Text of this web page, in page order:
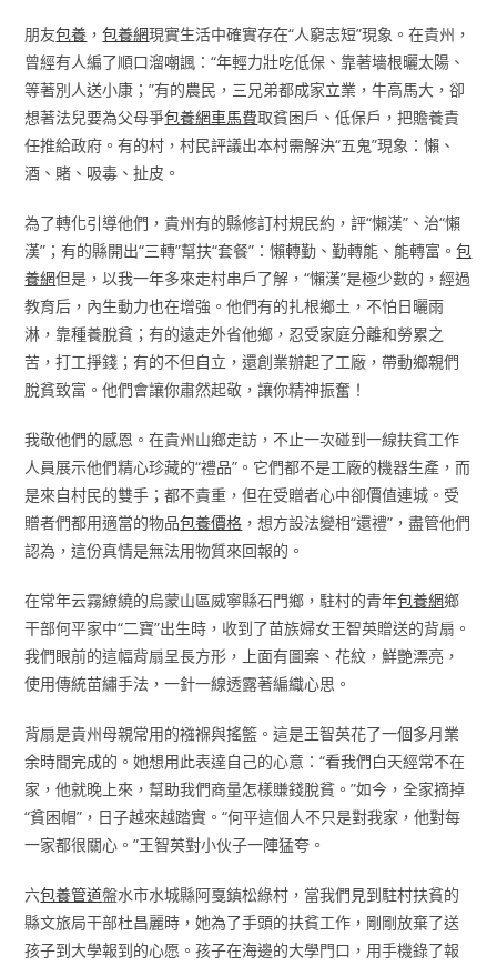
朋友包養 ，包養網現實生活中確實存在“人窮志短”現象。在貴州，
曾經有人編了順口溜嘲諷：“年輕力壯吃低保、靠著墻根曬太陽、
等著別人送小康；”有的農民，三兄弟都成家立業，牛高馬大，卻
想著法兒要為父母爭包養網車馬費取貧困戶、低保戶，把贍養責
任推給政府。有的村，村民評議出本村需解決“五鬼”現象：懶、
酒、賭、吸毒、扯皮。
為了轉化引導他們，貴州有的縣修訂村規民約，評“懶漢”、治“懶
漢”；有的縣開出“三轉”幫扶“套餐”：懶轉勤、勤轉能、能轉富。包
養網但是，以我一年多來走村串戶了解，“懶漢”是極少數的，經過
教育后，內生動力也在增強。他們有的扎根鄉土，不怕日曬雨
淋，靠種養脫貧；有的遠走外省他鄉，忍受家庭分離和勞累之
苦，打工掙錢；有的不但自立，還創業辦起了工廠，帶動鄉親們
脫貧致富。他們會讓你肅然起敬，讓你精神振奮！
我敬他們的感恩。在貴州山鄉走訪，不止一次碰到一線扶貧工作
人員展示他們精心珍藏的“禮品”。它們都不是工廠的機器生產，而
是來自村民的雙手；都不貴重，但在受贈者心中卻價值連城。受
贈者們都用適當的物品包養價格 ，想方設法變相“還禮”，盡管他們
認為，這份真情是無法用物質來回報的。
在常年云霧繚繞的烏蒙山區威寧縣石門鄉，駐村的青年包養網鄉
干部何平家中“二寶”出生時，收到了苗族婦女王智英贈送的背扇。
我們眼前的這幅背扇呈長方形，上面有圖案、花紋，鮮艷漂亮，
使用傳統苗繡手法，一針一線透露著編織心思。
背扇是貴州母親常用的襁褓與搖籃。這是王智英花了一個多月業
余時間完成的。她想用此表達自己的心意：“看我們白天經常不在
家，他就晚上來，幫助我們商量怎樣賺錢脫貧。”如今，全家摘掉
“貧困帽”，日子越來越踏實。“何平這個人不只是對我家，他對每
一家都很關心。”王智英對小伙子一陣猛夸。
六包養管道盤水市水城縣阿戛鎮松綠村，當我們見到駐村扶貧的
縣文旅局干部杜昌麗時，她為了手頭的扶貧工作，剛剛放棄了送
孩子到大學報到的心愿。孩子在海邊的大學門口，用手機錄了報